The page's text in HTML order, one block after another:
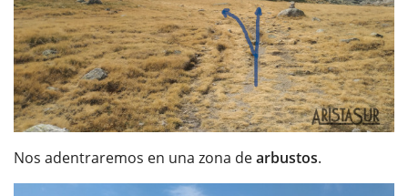
Nos adentraremos en una zona dearbustos.